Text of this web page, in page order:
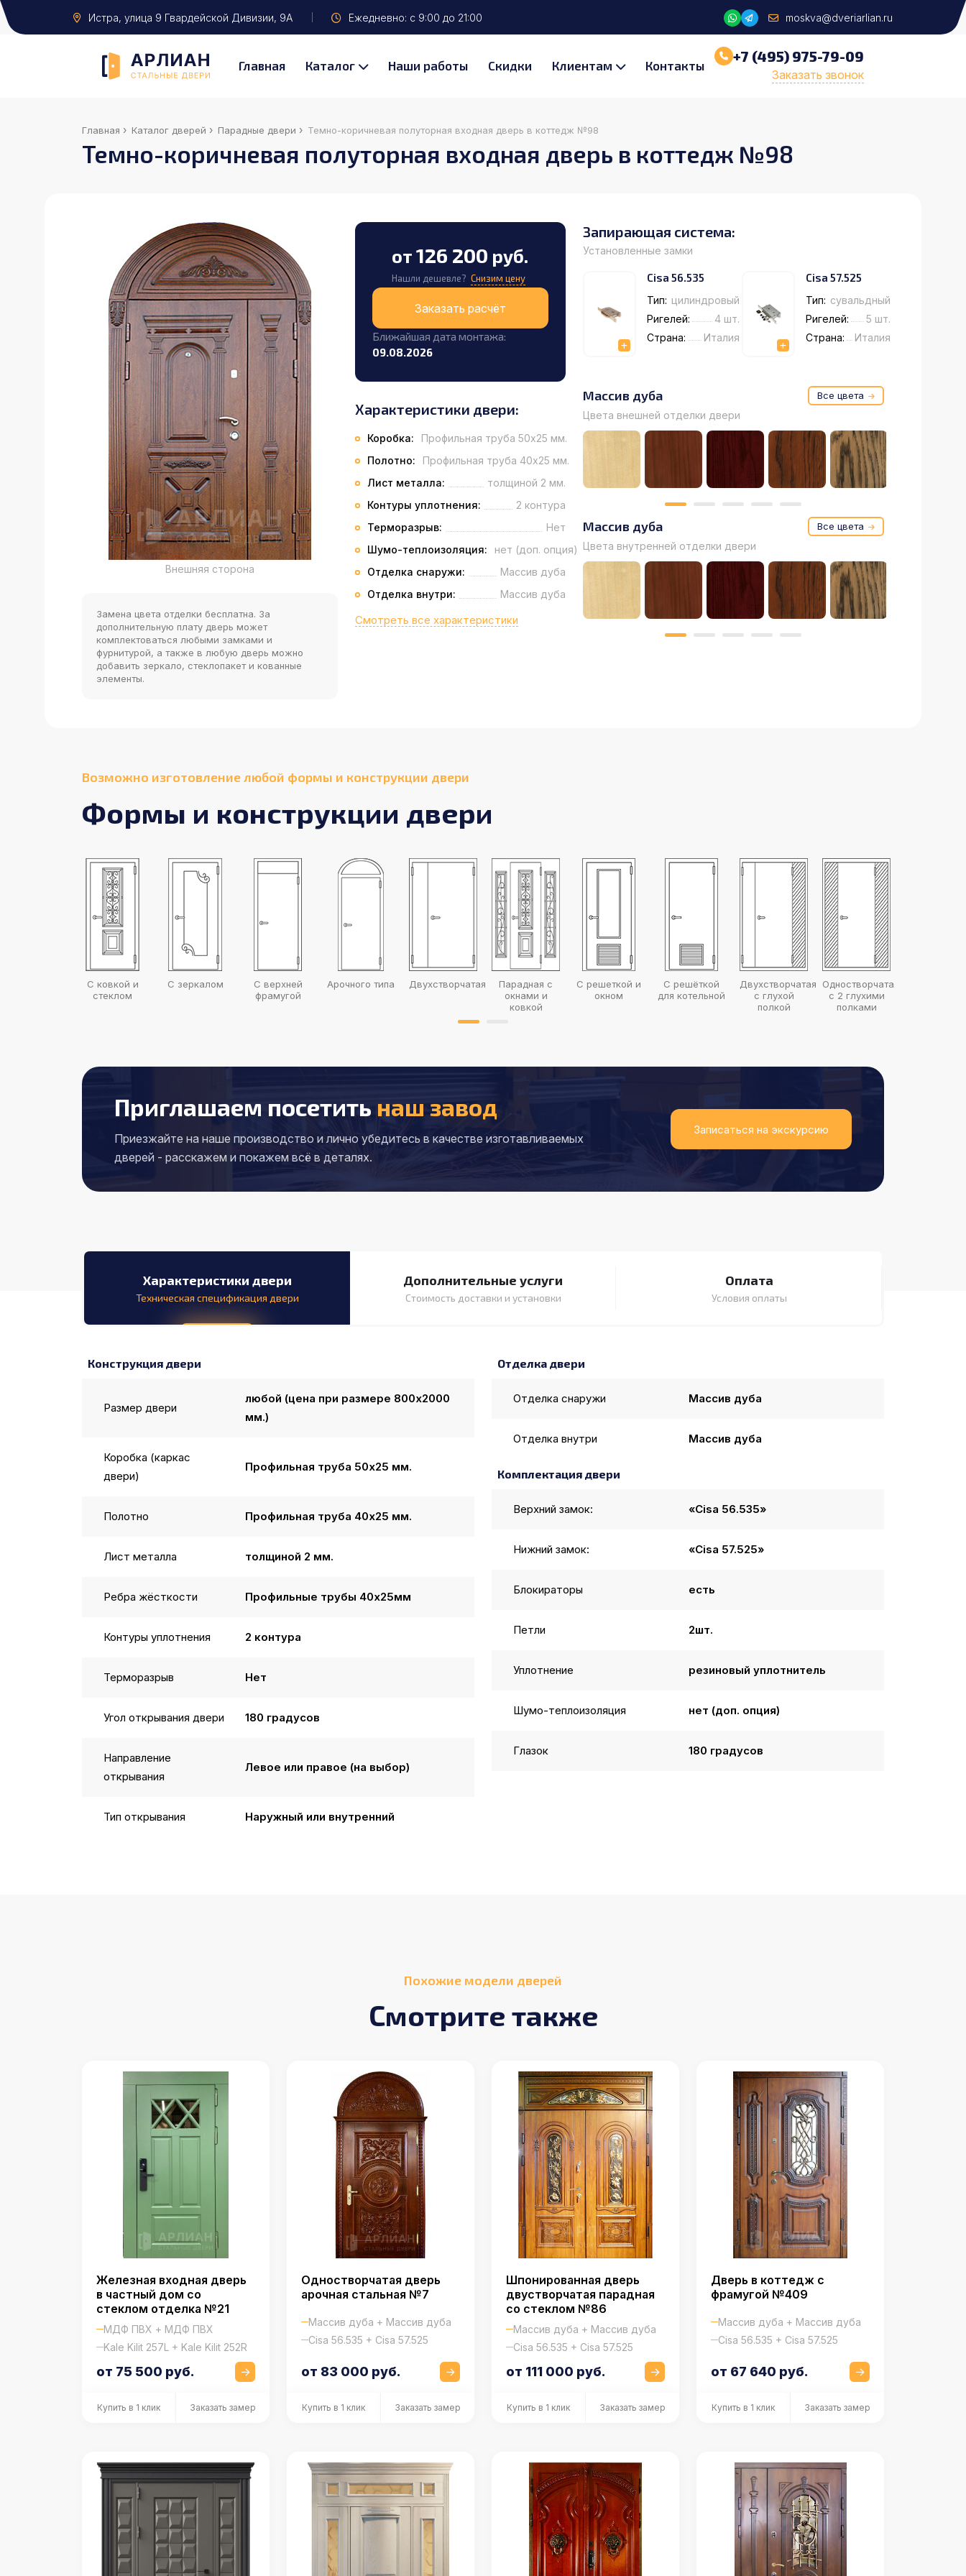
Истра, улица 9 Гвардейской Дивизии, 9А Ежедневно: с 9:00 до 21:00 moskva@dveriarlian.ru
Главная Каталог Наши работы Скидки Клиентам Контакты
+7 (495) 975-79-09
Заказать звонок
Главная › Каталог дверей › Парадные двери › Темно-коричневая полуторная входная дверь в коттедж №98
Темно-коричневая полуторная входная дверь в коттедж №98
Внешняя сторона
Замена цвета отделки бесплатна. За
дополнительную плату дверь может
комплектоваться любыми замками и
фурнитурой, а также в любую дверь можно
добавить зеркало, стеклопакет и кованные
элементы.
от126 200 руб.
Нашли дешевле? Снизим цену
Заказать расчёт
Ближайшая дата монтажа:
09.08.2026
Характеристики двери:
Коробка:
Профильная труба 50х25 мм.
Полотно:
Профильная труба 40х25 мм.
Лист металла:
толщиной 2 мм.
Контуры уплотнения:
2 контура
Терморазрыв:
Нет
Шумо-теплоизоляция:
нет (доп. опция)
Отделка снаружи:
Массив дуба
Отделка внутри:
Массив дуба
Смотреть все характеристики
Запирающая система:
Установленные замки
Cisa 56.535
Тип: цилиндровый
Ригелей:
4 шт.
Страна:
Италия
Cisa 57.525
Тип: сувальдный
Ригелей:
5 шт.
Страна:
Италия
Массив дуба Все цвета
Цвета внешней отделки двери
Массив дуба Все цвета
Цвета внутренней отделки двери
Возможно изготовление любой формы и конструкции двери
Формы и конструкции двери
С ковкой и
стеклом
С зеркалом
С верхней
фрамугой
Арочного типа Двухстворчатая
Парадная с
окнами и
ковкой
С решеткой и
окном
С решёткой
для котельной
Двухстворчатая
с глухой
полкой
Одностворчатая
с 2 глухими
полками
Приглашаем посетить наш завод
Приезжайте на наше производство и лично убедитесь в качестве изготавливаемых
дверей - расскажем и покажем всё в деталях.
Записаться на экскурсию
Характеристики двери
Техническая спецификация двери
Дополнительные услуги
Стоимость доставки и установки
Оплата
Условия оплаты
Конструкция двери
Размер двери
любой (цена при размере 800x2000
мм.)
Коробка (каркас
двери)
Профильная труба 50х25 мм.
Полотно Профильная труба 40х25 мм.
Лист металла толщиной 2 мм.
Ребра жёсткости Профильные трубы 40х25мм
Контуры уплотнения 2 контура
Терморазрыв Нет
Угол открывания двери 180 градусов
Направление
открывания
Левое или правое (на выбор)
Тип открывания Наружный или внутренний
Отделка двери
Отделка снаружи Массив дуба
Отделка внутри Массив дуба
Комплектация двери
Верхний замок: «Cisa 56.535»
Нижний замок: «Cisa 57.525»
Блокираторы есть
Петли 2шт.
Уплотнение резиновый уплотнитель
Шумо-теплоизоляция нет (доп. опция)
Глазок 180 градусов
Похожие модели дверей
Смотрите также
Железная входная дверь
в частный дом со
стеклом отделка №21
МДФ ПВХ + МДФ ПВХ
Kale Kilit 257L + Kale Kilit 252R
от 75 500 руб.
Купить в 1 клик Заказать замер
Одностворчатая дверь
арочная стальная №7
Массив дуба + Массив дуба
Cisa 56.535 + Cisa 57.525
от 83 000 руб.
Купить в 1 клик Заказать замер
Шпонированная дверь
двустворчатая парадная
со стеклом №86
Массив дуба + Массив дуба
Cisa 56.535 + Cisa 57.525
от 111 000 руб.
Купить в 1 клик Заказать замер
Дверь в коттедж с
фрамугой №409
Массив дуба + Массив дуба
Cisa 56.535 + Cisa 57.525
от 67 640 руб.
Купить в 1 клик Заказать замер